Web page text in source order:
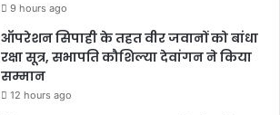
9 hours ago
ऑपरेशन सिपाही के तहत वीर जवानों को बांधा
रक्षा सूत्र, सभापति कौशिल्या देवांगन ने किया
सम्मान
12 hours ago